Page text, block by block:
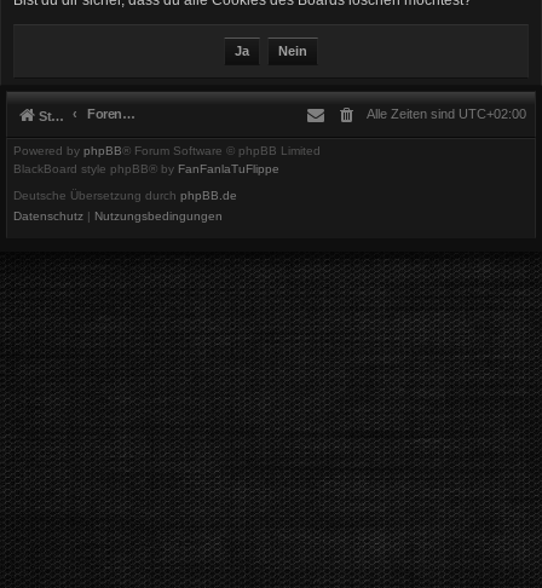
Startseite Foren-Übersicht Alle Zeiten sind UTC+02:00
Powered by phpBB® Forum Software © phpBB Limited
BlackBoard style phpBB® by FanFanlaTuFlippe
Deutsche Übersetzung durch phpBB.de
Datenschutz | Nutzungsbedingungen